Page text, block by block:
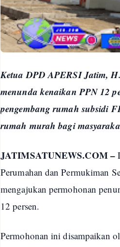
Ketua DPD APERSI Jatim,
menunda kenaikan PPN 12
pengembang rumah subsidi
rumah murah bagi
JATIMSATUNEWS.COM –
Perumahan dan Permukiman
mengajukan permohonan
12 persen.
Permohonan ini disampaikan